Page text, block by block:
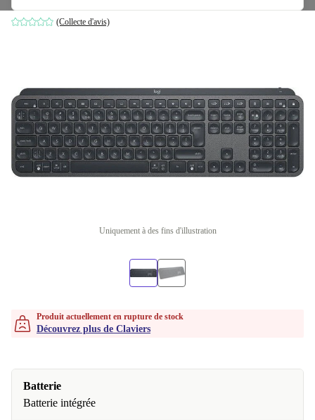
(Collecte d'avis)
Uniquement à des fins d'illustration
Produit actuellement en rupture de stock
Découvrez plus de Claviers
Batterie
Batterie intégrée